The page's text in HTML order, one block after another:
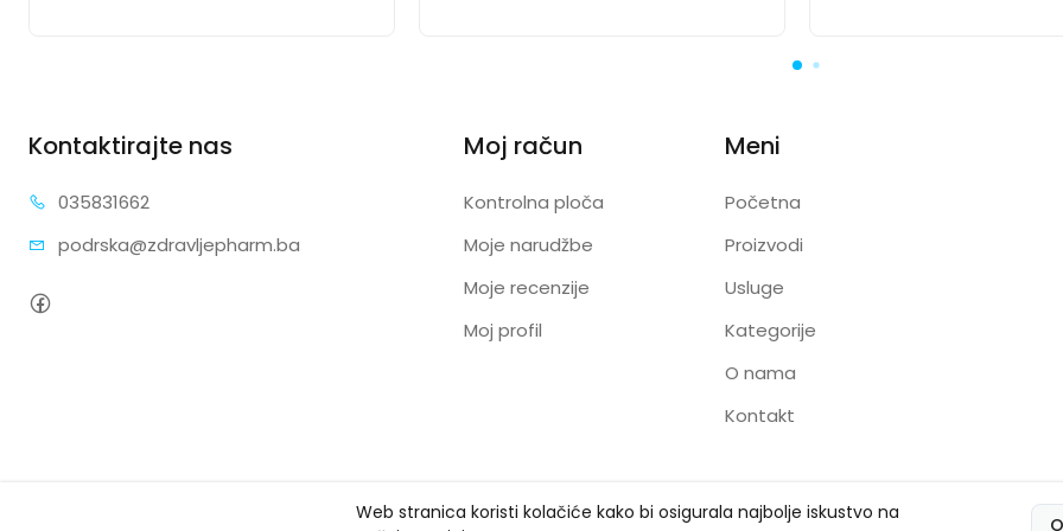
Kontaktirajte nas
035831662
podrska@zdravljepharm.ba
Moj račun
Kontrolna ploča
Moje narudžbe
Moje recenzije
Moj profil
Meni
Početna
Proizvodi
Usluge
Kategorije
O nama
Kontakt
Web stranica koristi kolačiće kako bi osigurala najbolje iskustvo na